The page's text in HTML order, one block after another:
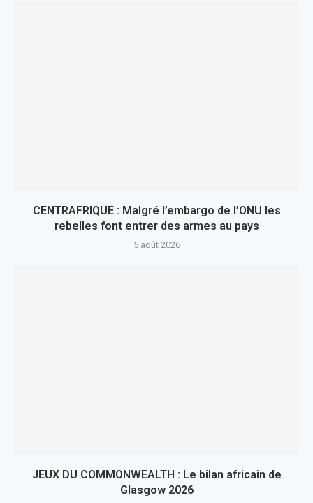
CENTRAFRIQUE : Malgré l’embargo de l’ONU les
rebelles font entrer des armes au pays
5 août 2026
JEUX DU COMMONWEALTH : Le bilan africain de
Glasgow 2026